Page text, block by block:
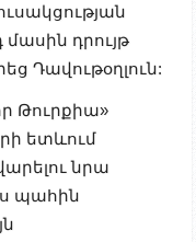
դրույթ
Դավութօղլուն:
Թուրքիա»
ետևում
նրա
պահին